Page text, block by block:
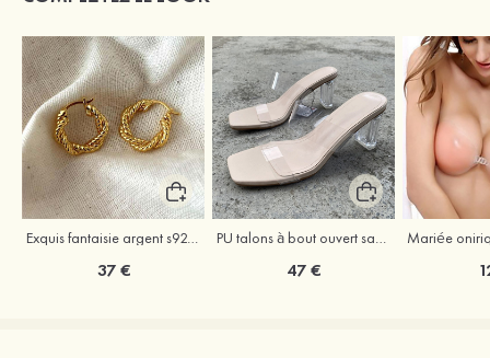
Exquis fantaisie argent s925 boucles d'oreilles
37 €
PU talons à bout ouvert sandales talon en cristal fête et soirée chaussures de mode
47 €